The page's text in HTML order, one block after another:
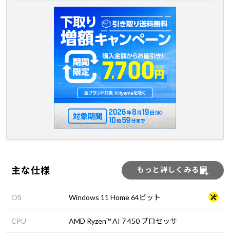
主な仕様 もっと詳しくみる
OS Windows 11 Home 64ビット
CPU AMD Ryzen™ AI 7 450 プロセッサ